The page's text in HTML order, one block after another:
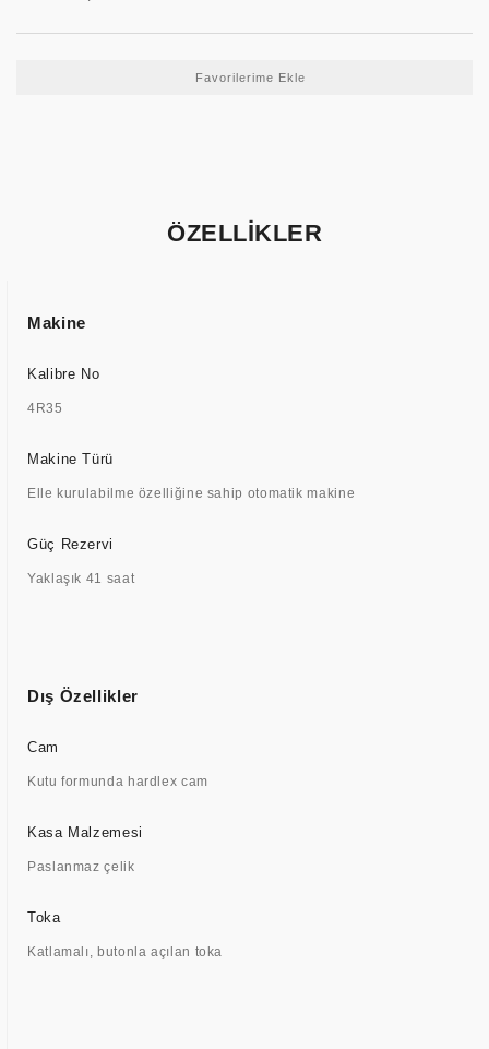
ÖZELLİKLER
Makine
Kalibre No
4R35
Makine Türü
Elle kurulabilme özelliğine sahip otomatik makine
Güç Rezervi
Yaklaşık 41 saat
Dış Özellikler
Cam
Kutu formunda hardlex cam
Kasa Malzemesi
Paslanmaz çelik
Toka
Katlamalı, butonla açılan toka